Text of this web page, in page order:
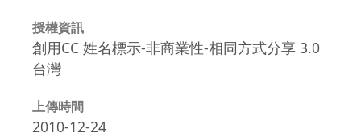
授權資訊
創用CC 姓名標示-非商業性-相同方式分享 3.0
台灣
上傳時間
2010-12-24